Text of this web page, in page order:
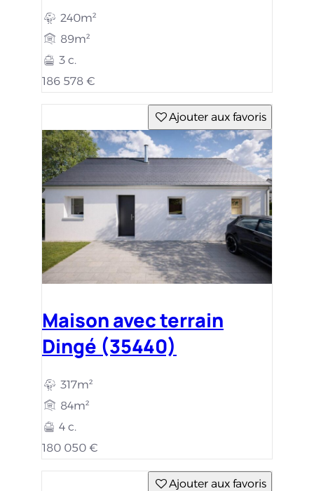
240m²
89m²
3 c.
186 578 €
Ajouter aux favoris
Maison avec terrain
Dingé (35440)
317m²
84m²
4 c.
180 050 €
Ajouter aux favoris